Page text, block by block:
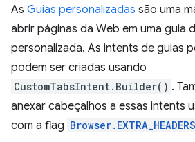
As Guias personalizadas são uma
abrir páginas da Web em uma guia
personalizada. As intents de guias
podem ser criadas usando
CustomTabsIntent.Builder() .
anexar cabeçalhos a essas intents
com a flag Browser.EXTRA_HEADERS